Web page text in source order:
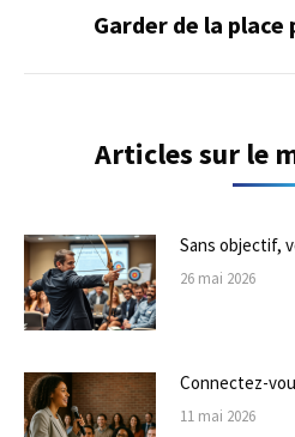
Garder de la place
Articles sur le
Sans objectif,
26 mai 2026
Connectez-
11 mai 2026